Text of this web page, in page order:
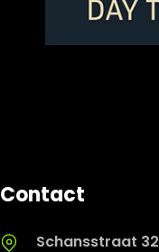
Contact
Schansstraat 32